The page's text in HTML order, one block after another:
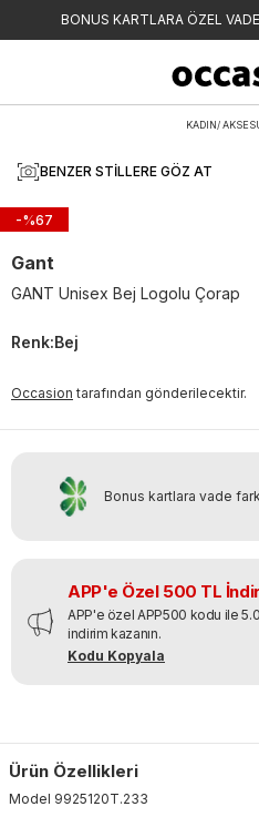
BONUS KARTLARA ÖZEL
KADIN/
BENZER STILLERE GÖZ AT
-%67
Gant
GANT Unisex Bej Logolu Çorap
Renk:Bej
Occasion tarafından gönderilecektir.
Bonus kartlara vade
APP'e Özel 500 TL
APP'e özel APP500 kodu ile
indirim kazanın.
Kodu Kopyala
Ürün Özellikleri
Model 9925120T.233